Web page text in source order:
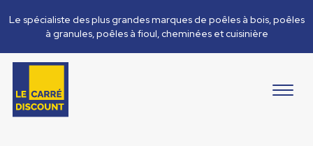
Le spécialiste des plus grandes marques de poêles à bois, poêles
à granules, poêles à fioul, cheminées et cuisinière